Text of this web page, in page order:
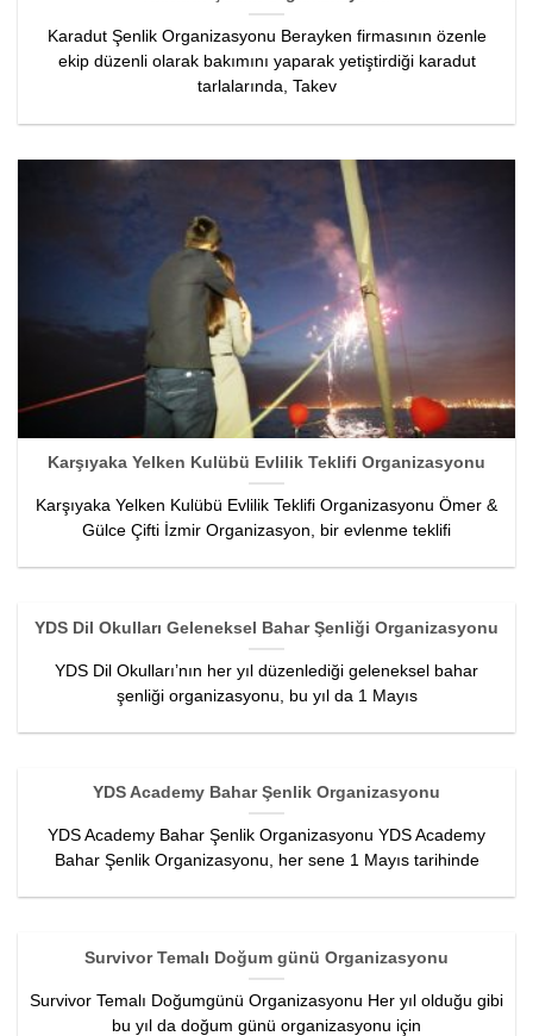
Karadut Şenlik Organizasyonu Berayken firmasının özenle
ekip düzenli olarak bakımını yaparak yetiştirdiği karadut
tarlalarında, Takev
Karşıyaka Yelken Kulübü Evlilik Teklifi Organizasyonu
Karşıyaka Yelken Kulübü Evlilik Teklifi Organizasyonu Ömer &
Gülce Çifti İzmir Organizasyon, bir evlenme teklifi
YDS Dil Okulları Geleneksel Bahar Şenliği Organizasyonu
YDS Dil Okulları’nın her yıl düzenlediği geleneksel bahar
şenliği organizasyonu, bu yıl da 1 Mayıs
YDS Academy Bahar Şenlik Organizasyonu
YDS Academy Bahar Şenlik Organizasyonu YDS Academy
Bahar Şenlik Organizasyonu, her sene 1 Mayıs tarihinde
Survivor Temalı Doğum günü Organizasyonu
Survivor Temalı Doğumgünü Organizasyonu Her yıl olduğu gibi
bu yıl da doğum günü organizasyonu için